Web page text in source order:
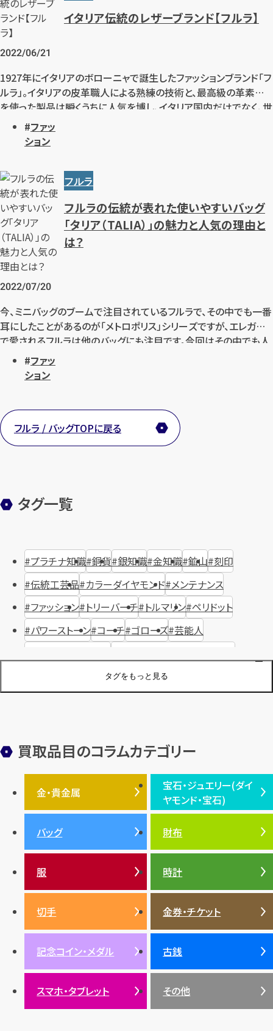
カンタン無料
最短1分！今すぐ査定金額をお伝えいた
します
イタリア伝統のレザーブランド【フルラ】
2022/06/21
1927年にイタリアのボローニャで誕生したファッションブランド「フ
ルラ」。イタリアの皮革職人による熟練の技術と、最高級の革素材
を使った製品は瞬くうちに人気を博し、イタリア国内だけでなく、世
界中から愛されるブランドにまで発展しました。現在約37カ国で約
255もの旗艦店を持つ世界規模のブランド、フルラについてお伝え
します。
ファッ
ション
フルラ
フルラの伝統が表れた使いやすいバッグ
「タリア（TALIA）」の魅力と人気の理由と
は？
2022/07/20
今、ミニバッグのブームで注目されているフルラで、その中でも一番
耳にしたことがあるのが「メトロポリス」シリーズですが、エレガント
で愛されるフルラは他のバッグにも注目です。今回はその中でも人
気の「タリア（TALIA）」は高価買取されるのか？ON・OFF問わず
様々なシーンで活躍する「タリア（TALIA）」の魅力をご紹介いたし
ファッ
ション
フルラ / バッグTOPに戻る
タグ一覧
タグをもっと見る
プラチナ知識 銅貨 銀知識 金知識 鉱山 刻印
伝統工芸品 カラーダイヤモンド メンテナンス
ファッション トリーバーチ トルマリン ペリドット
パワーストーン コーチ ゴローズ 芸能人
ジュエリーブランド オーデマピゲ
装飾品 オメガ シュプリーム ウブロ
エルメス ダイヤモンド ルイ・ヴィトン 豆知識 カルティエ
投資 金地金 金価格・相場 グッチ 買取 プラダ
ティファニー
金貨 ブルガリ
バッグ
アメジスト
バレンシアガ
ルビー 陶磁器・ガラス ブレゲ SDGs
買取品目のコラムカテゴリー
金・貴金属
金・貴金属TOP
プラチナ
銀・シルバー
宝石・ジュエリー(ダイ
ヤモンド・宝石)
宝石・ジュエリー(ダイヤモ
ンド・宝石)TOP
ダイヤモンド
エメラルド
ルビー
サファイア
パール
サンゴ
ヒスイ
バッグ 財布
服 時計
切手 金券・チケット
記念コイン・メダル 古銭
スマホ・タブレット その他